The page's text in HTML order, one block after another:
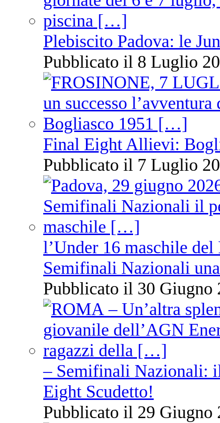
Plebiscito Padova: le
Pubblicato il 8 Luglio
Final Eight Allievi:
Pubblicato il 7 Luglio
l’Under 16 maschile
Semifinali Nazionali
Pubblicato il 30 Giugno
– Semifinali Nazionali:
Eight Scudetto!
Pubblicato il 29 Giugno